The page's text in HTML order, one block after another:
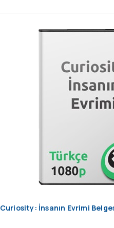
Curiosity: İnsanın Evrimi